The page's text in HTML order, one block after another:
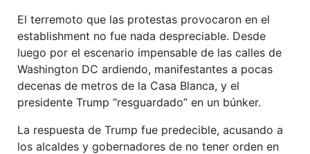
El terremoto que las protestas provocaron en el
establishment no fue nada despreciable. Desde
luego por el escenario impensable de las calles de
Washington DC ardiendo, manifestantes a pocas
decenas de metros de la Casa Blanca, y el
presidente Trump “resguardado” en un búnker.
La respuesta de Trump fue predecible, acusando a
los alcaldes y gobernadores de no tener orden en